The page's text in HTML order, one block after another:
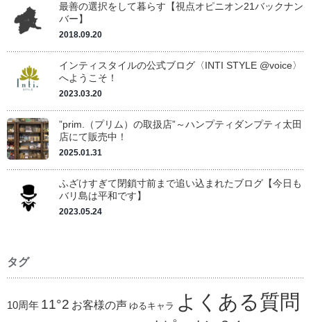
最善の選択をして暮らす【視点オピニオン21バックナン
バー】
2018.09.20
インティスタイルの公式ブログ〈INTI STYLE @voice〉
へようこそ！
2023.03.20
”prim.（プリム）の取扱店”～ハンプティダンプティ太田
店にて販売中！
2025.01.31
ふざけすぎて閉鎖寸前まで追い込まれたブログ【今日も
バリ島は平和です】
2023.05.24
タグ
10周年 11°2 お客様の声 ゆるキャラ よくある質問